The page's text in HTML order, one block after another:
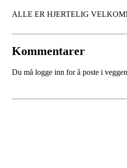
ALLE ER HJERTELIG
Kommentarer
Du må logge inn for å poste i